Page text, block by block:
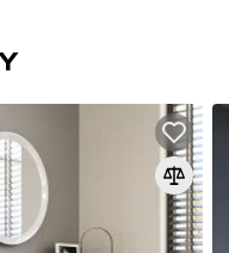
kategorií: